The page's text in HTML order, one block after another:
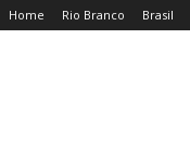
Home Rio Branco Brasil